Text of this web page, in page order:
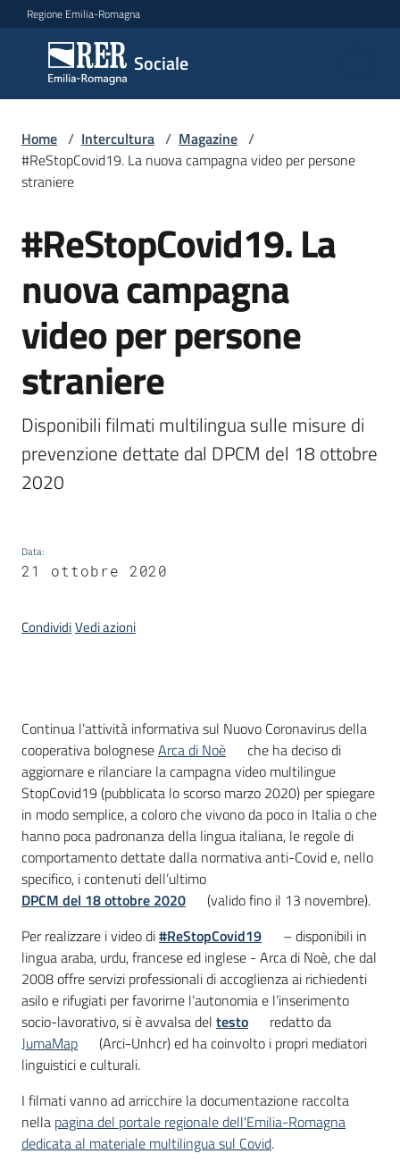
Vai al contenuto
Vai alla navigazione
Vai al footer
Regione Emilia-Romagna
Sociale
Sociale
Argomenti
Servizi
Leggi
Atti
Bandi
Piani
Programmi
Progetti
Seguici
su
Home / Intercultura / Magazine /
#ReStopCovid19. La nuova campagna video per persone
straniere
Salta al contenuto
#ReStopCovid19. La
nuova campagna
video per persone
straniere
Disponibili filmati multilingua sulle misure di
prevenzione dettate dal DPCM del 18 ottobre
2020
Data:
21 ottobre 2020
CondividiVedi azioni
Introduzione
Continua l’attività informativa sul Nuovo Coronavirus della
cooperativa bologneseArca di Noè
che ha deciso di
aggiornare e rilanciare la campagna video multilingue
StopCovid19 (pubblicata lo scorso marzo 2020) per spiegare
in modo semplice, a coloro che vivono da poco in Italia o che
hanno poca padronanza della lingua italiana, le regole di
comportamento dettate dalla normativa anti-Covid e, nello
specifico, i contenuti dell’ultimo
DPCM del 18 ottobre 2020
(valido fino il 13 novembre).
Per realizzare i video di#ReStopCovid19
– disponibili in
lingua araba, urdu, francese ed inglese - Arca di Noè, che dal
2008 offre servizi professionali di accoglienza ai richiedenti
asilo e rifugiati per favorirne l’autonomia e l’inserimento
socio-lavorativo, si è avvalsa del testo
redatto da
JumaMap
(Arci-Unhcr) ed ha coinvolto i propri mediatori
linguistici e culturali.
I filmati vanno ad arricchire la documentazione raccolta
nella pagina del portale regionale dell'Emilia-Romagna
dedicata al materiale multilingua sul Covid.